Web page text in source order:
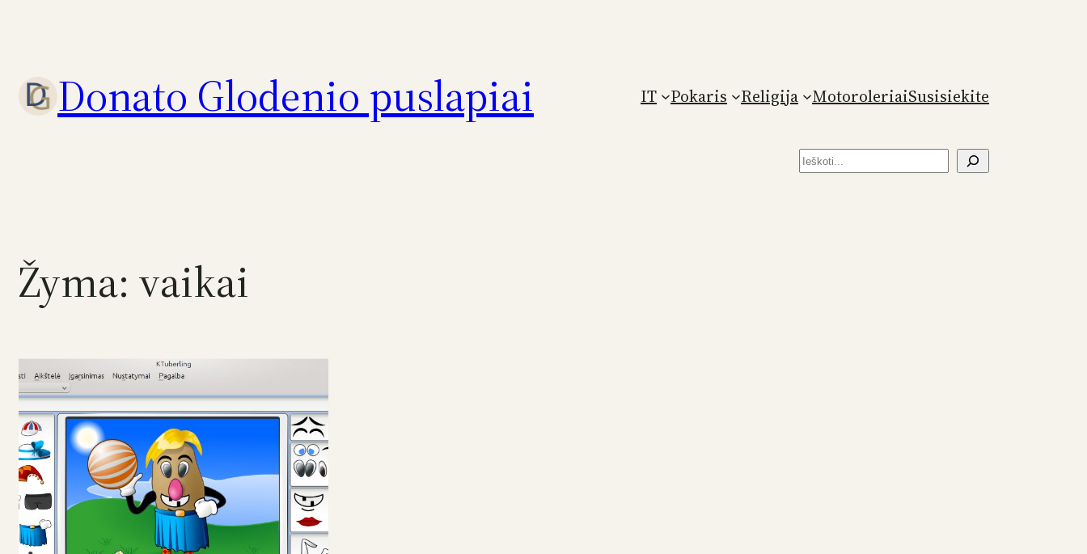
Donato Glodenio puslapiai IT Pokaris Religija MotoroleriaiSusisiekite
Paieška
Žyma: vaikai